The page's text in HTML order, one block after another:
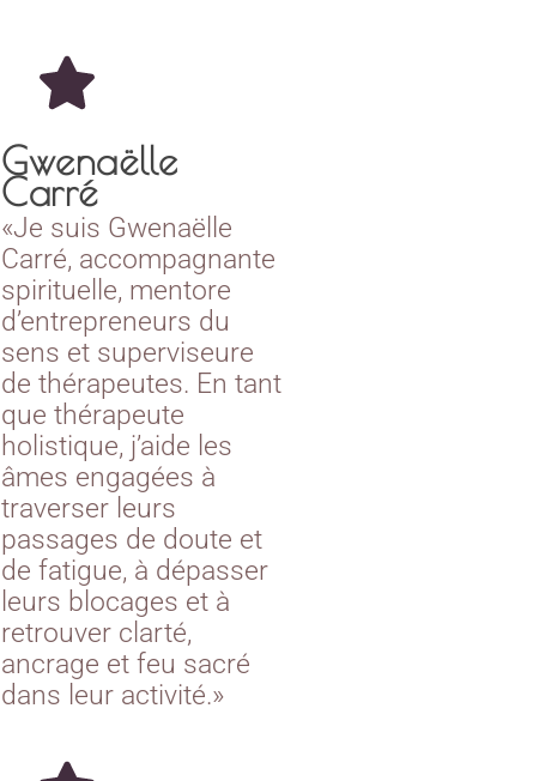
Gwenaëlle
Carré
«Je suis Gwenaëlle
Carré, accompagnante
spirituelle, mentore
d’entrepreneurs du
sens et superviseure
de thérapeutes. En tant
que thérapeute
holistique, j’aide les
âmes engagées à
traverser leurs
passages de doute et
de fatigue, à dépasser
leurs blocages et à
retrouver clarté,
ancrage et feu sacré
dans leur activité.»